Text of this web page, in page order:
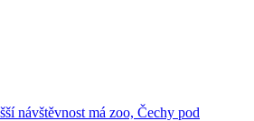
návštěvnost má zoo, Čechy pod